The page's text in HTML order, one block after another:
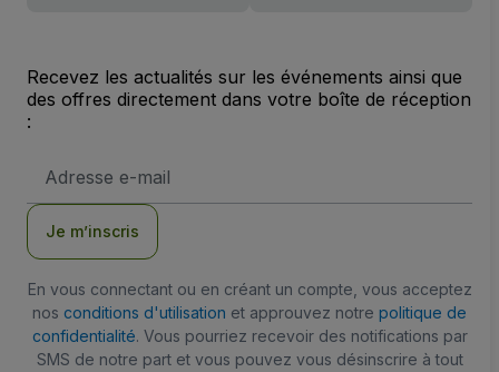
Recevez les actualités sur les événements ainsi que
des offres directement dans votre boîte de réception
:
e-
Je m’inscris
En vous connectant ou en créant un compte, vous acceptez
nos conditions d'utilisation et approuvez notre politique de
confidentialité. Vous pourriez recevoir des notifications par
SMS de notre part et vous pouvez vous désinscrire à tout